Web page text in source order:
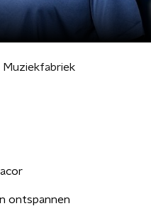
Muziekfabriek
ontspannen